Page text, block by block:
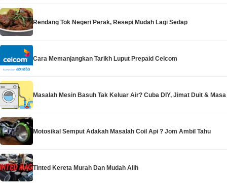
Rendang Tok Negeri Perak, Resepi Mudah Lagi Sedap
Cara Memanjangkan Tarikh Luput Prepaid Celcom
Masalah Mesin Basuh Tak Keluar Air? Cuba DIY, Jimat Duit & Masa
Motosikal Semput Adakah Masalah Coil Api ? Jom Ambil Tahu
Tinted Kereta Murah Dan Mudah Alih